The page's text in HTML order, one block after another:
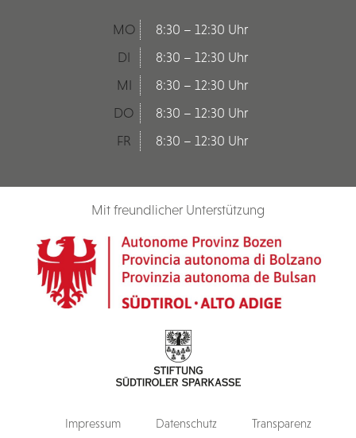
MO
8:30 – 12:30 Uhr
DI
8:30 – 12:30 Uhr
MI
8:30 – 12:30 Uhr
DO
8:30 – 12:30 Uhr
FR
8:30 – 12:30 Uhr
Mit freundlicher Unterstützung
Impressum Datenschutz Transparenz